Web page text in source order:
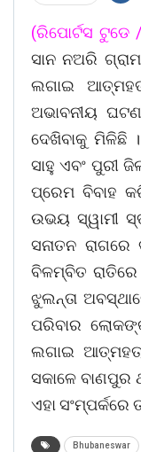
(ରିପୋର୍ଟସ ଟୁଡେ
ସାନ ନଅରି
ଲଗାଇ
ଅଭାବନୀୟ
ଦେଖିବାକୁ ମିଳିଛି
ସାହୁ ଏବଂ ପୁରୀ
ପ୍ରେମ ବିବାହ
ଉଭୟ ସ୍ୱାମୀ
ସନାତନ ରାଗରେ
ବିଳମ୍ବିତ
ଝୁଲନ୍ତା
ପରିବାର
ଲଗାଇ
ସକାଳେ ବାଣପୁର
ଏହା
Bhubaneswar